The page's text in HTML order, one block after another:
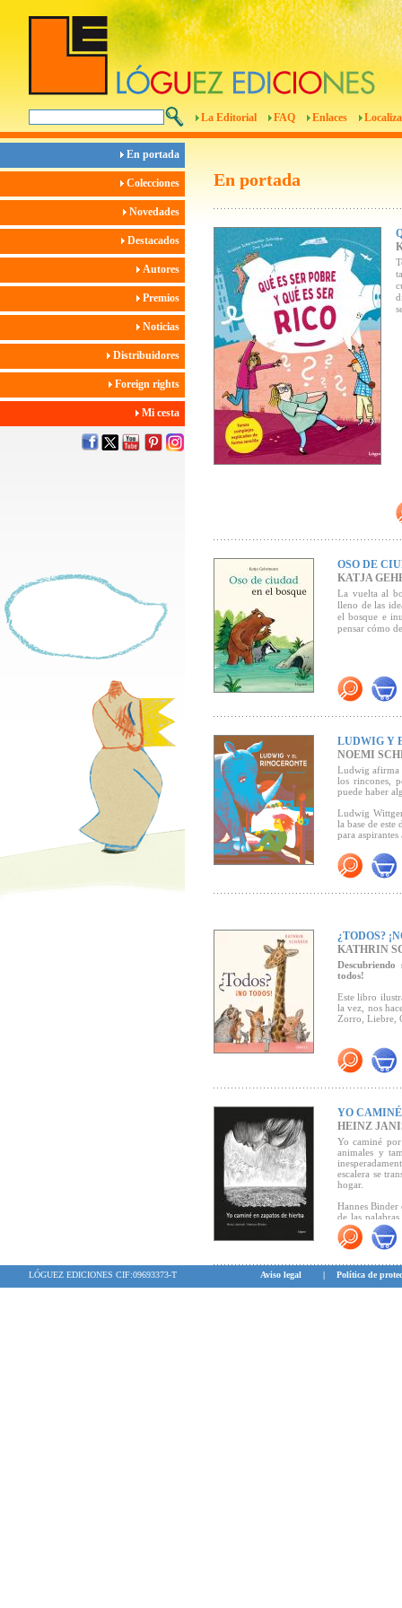
La Editorial FAQ Enlaces
En portada
Colecciones
Novedades
Destacados
Autores
Premios
Noticias
Distribuidores
Foreign rights
Mi cesta
En portada
OSO DE
KATJA
La vuelta al
lleno de las
el bosque e
pensar cómo
LUDWIG Y
NOEMI
Ludwig afirma
los rincones,
puede haber
Ludwig
la base de
para
Premio
¿TODOS?
KATHRIN
todos!
Este libro
la vez, nos
Zorro, Liebre,
YO
HEINZ
Yo caminé
animales y
escalera se
hogar.
Hannes
de las
lleva más allá
LÓGUEZ EDICIONES CIF:09693373-T Aviso legal | Política de